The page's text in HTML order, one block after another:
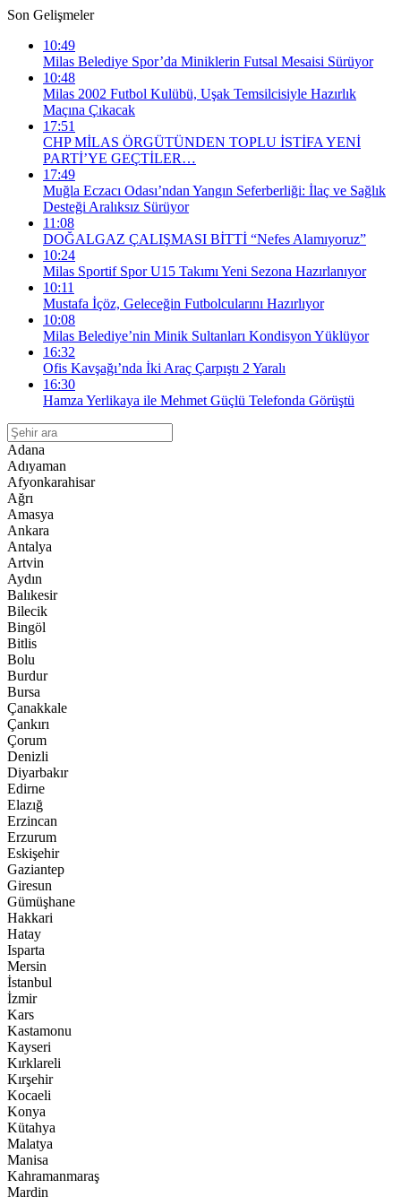
Son Gelişmeler
10:49
Milas Belediye Spor’da Miniklerin Futsal Mesaisi Sürüyor
10:48
Milas 2002 Futbol Kulübü, Uşak Temsilcisiyle Hazırlık
Maçına Çıkacak
17:51
CHP MİLAS ÖRGÜTÜNDEN TOPLU İSTİFA YENİ
PARTİ’YE GEÇTİLER…
17:49
Muğla Eczacı Odası’ndan Yangın Seferberliği: İlaç ve Sağlık
Desteği Aralıksız Sürüyor
11:08
DOĞALGAZ ÇALIŞMASI BİTTİ “Nefes Alamıyoruz”
10:24
Milas Sportif Spor U15 Takımı Yeni Sezona Hazırlanıyor
10:11
Mustafa İçöz, Geleceğin Futbolcularını Hazırlıyor
10:08
Milas Belediye’nin Minik Sultanları Kondisyon Yüklüyor
16:32
Ofis Kavşağı’nda İki Araç Çarpıştı 2 Yaralı
16:30
Hamza Yerlikaya ile Mehmet Güçlü Telefonda Görüştü
Adana
Adıyaman
Afyonkarahisar
Ağrı
Amasya
Ankara
Antalya
Artvin
Aydın
Balıkesir
Bilecik
Bingöl
Bitlis
Bolu
Burdur
Bursa
Çanakkale
Çankırı
Çorum
Denizli
Diyarbakır
Edirne
Elazığ
Erzincan
Erzurum
Eskişehir
Gaziantep
Giresun
Gümüşhane
Hakkari
Hatay
Isparta
Mersin
İstanbul
İzmir
Kars
Kastamonu
Kayseri
Kırklareli
Kırşehir
Kocaeli
Konya
Kütahya
Malatya
Manisa
Kahramanmaraş
Mardin